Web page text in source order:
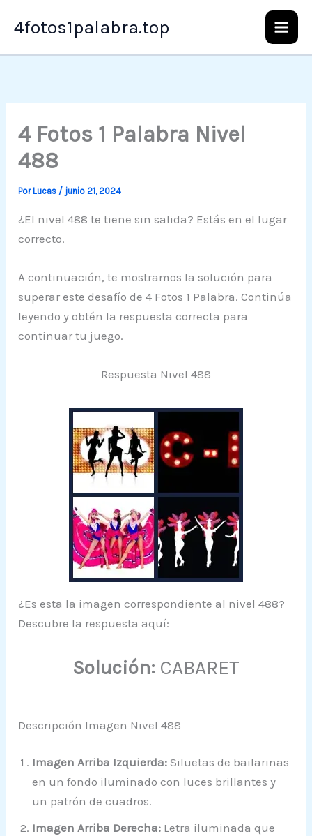
4fotos1palabra.top
4 Fotos 1 Palabra Nivel
488
PorLucas / junio 21, 2024
¿El nivel 488 te tiene sin salida? Estás en el lugar
correcto.
A continuación, te mostramos la solución para
superar este desafío de 4 Fotos 1 Palabra. Continúa
leyendo y obtén la respuesta correcta para
continuar tu juego.
Respuesta Nivel 488
¿Es esta la imagen correspondiente al nivel 488?
Descubre la respuesta aquí:
Solución: CABARET
Descripción Imagen Nivel 488
Imagen Arriba Izquierda: Siluetas de bailarinas
en un fondo iluminado con luces brillantes y
un patrón de cuadros.
Imagen Arriba Derecha: Letra iluminada que